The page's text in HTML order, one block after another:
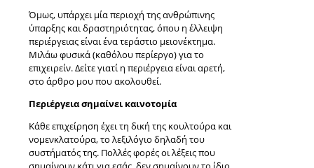
Όμως, υπάρχει μία περιοχή της ανθρώπινης
ύπαρξης και δραστηριότητας, όπου η έλλειψη
περιέργειας είναι ένα τεράστιο μειονέκτημα.
Μιλάω φυσικά (καθόλου περίεργο) για το
επιχειρείν. Δείτε γιατί η περιέργεια είναι αρετή,
στο άρθρο μου που ακολουθεί.
Περιέργεια σημαίνει καινοτομία
Κάθε επιχείρηση έχει τη δική της κουλτούρα και
νομενκλατούρα, το λεξιλόγιο δηλαδή του
συστήματός της. Πολλές φορές οι λέξεις που